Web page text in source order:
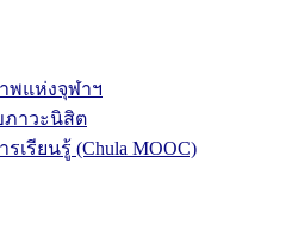
พแห่งจุฬาฯ
ภาวะนิสิต
เรียนรู้ (Chula MOOC)